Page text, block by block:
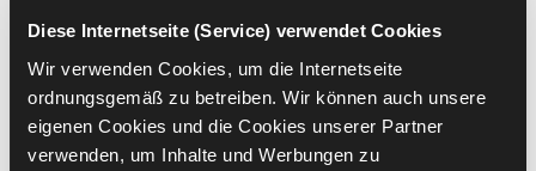
Diese Internetseite (Service) verwendet Cookies
Wir verwenden Cookies, um die Internetseite
ordnungsgemäß zu betreiben. Wir können auch unsere
eigenen Cookies und die Cookies unserer Partner
verwenden, um Inhalte und Werbungen zu
Alle Stoffe und Oberflächen ansehen